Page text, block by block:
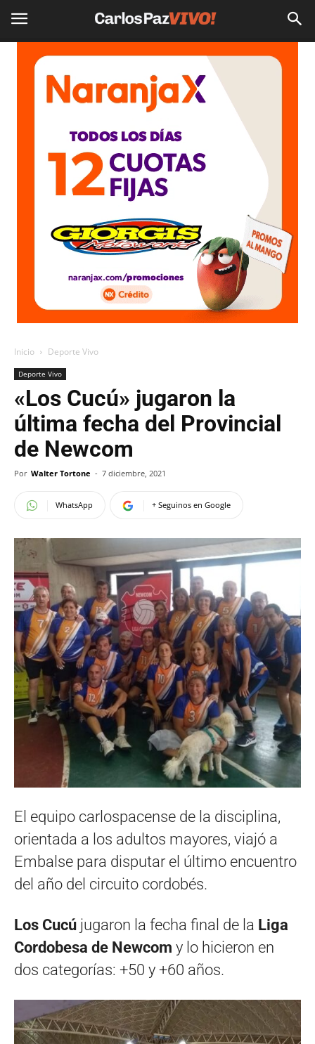
Inicio Deporte Vivo
Deporte Vivo
«Los Cucú» jugaron la
última fecha del Provincial
de Newcom
Por Walter Tortone - 7 diciembre, 2021
WhatsApp + Seguinos en Google
El equipo carlospacense de la disciplina,
orientada a los adultos mayores, viajó a
Embalse para disputar el último encuentro
del año del circuito cordobés.
Los Cucú jugaron la fecha final de la Liga
Cordobesa de Newcom y lo hicieron en
dos categorías: +50 y +60 años.